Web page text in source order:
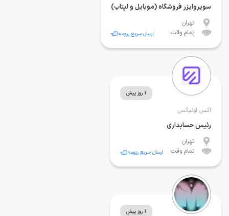
سوپروایزر فروشگاه (موبایل و لپتاب)
تهران
تمام وقت
ارسال سریع رزومه
1 روز پیش
اکس اونیکس
رئیس حسابداری
تهران
تمام وقت
ارسال سریع رزومه
1 روز پیش